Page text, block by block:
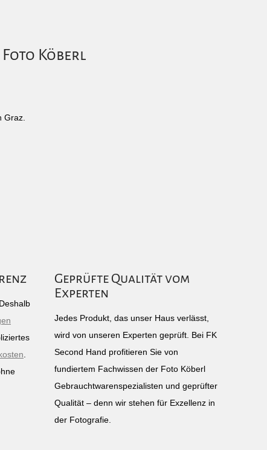
Foto Köberl
Graz.
Geprüfte Qualität vom
Experten
Jedes Produkt, das unser Haus verlässt,
wird von unseren Experten geprüft. Bei FK
Second Hand profitieren Sie von
fundiertem Fachwissen der Foto Köberl
Gebrauchtwarenspezialisten und geprüfter
Qualität – denn wir stehen für Exzellenz in
der Fotografie.